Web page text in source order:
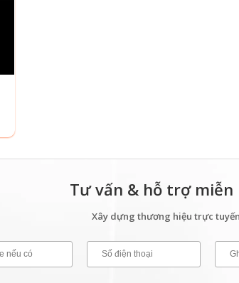
Tư vấn & hỗ trợ miễn
Xây dựng thương hiệu trực tuyến